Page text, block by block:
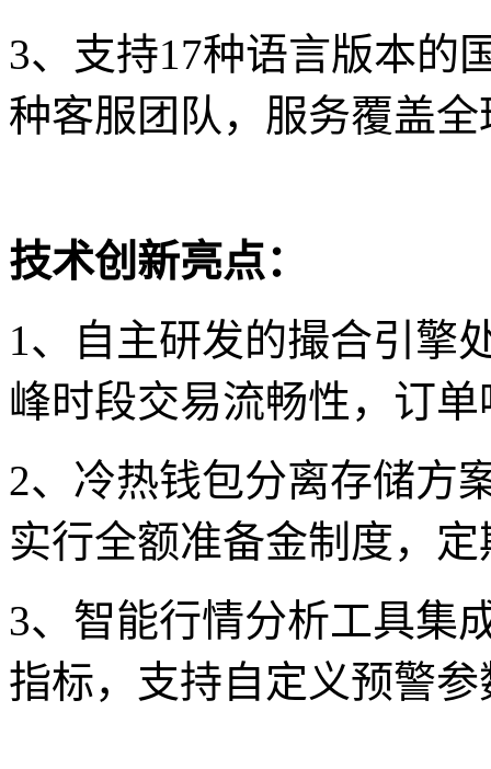
3、支持17种语言版本的
种客服团队，服务覆盖
技术创新亮点：
1、自主研发的撮合引擎
峰时段交易流畅性，订
2、冷热钱包分离存储方
实行全额准备金制度，
3、智能行情分析工具集
指标，支持自定义预警